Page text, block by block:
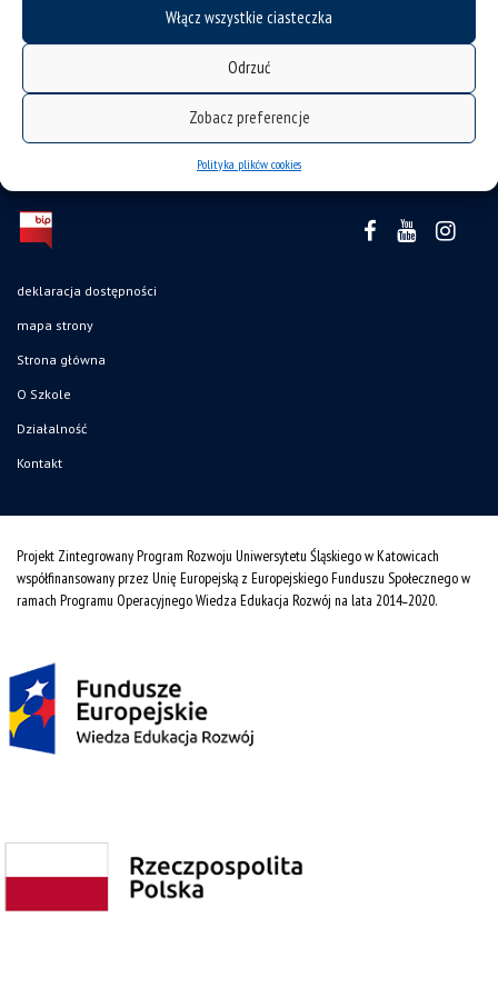
Włącz wszystkie ciasteczka
Odrzuć
Zobacz preferencje
Polityka plików cookies
deklaracja dostępności
mapa strony
Strona główna
O Szkole
Działalność
Kontakt
Projekt Zintegrowany Program Rozwoju Uniwersytetu Śląskiego w Katowicach
współfinansowany przez Unię Europejską z Europejskiego Funduszu Społecznego w
ramach Programu Operacyjnego Wiedza Edukacja Rozwój na lata 2014˗2020.